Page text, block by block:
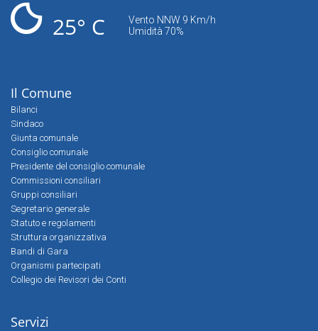
25° C
Vento NNW 9 Km/h
Umidità 70%
Il Comune
Bilanci
Sindaco
Giunta comunale
Consiglio comunale
Presidente del consiglio comunale
Commissioni consiliari
Gruppi consiliari
Segretario generale
Statuto e regolamenti
Struttura organizzativa
Bandi di Gara
Organismi partecipati
Collegio dei Revisori dei Conti
Servizi